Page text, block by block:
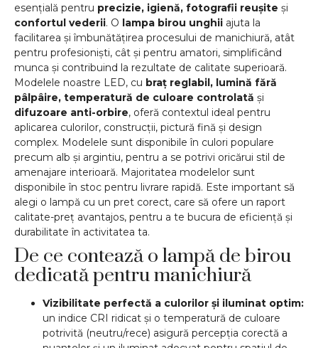
esențială pentru precizie, igienă, fotografii reușite și
confortul vederii. O lampa birou unghii ajuta la
facilitarea și îmbunătățirea procesului de manichiură, atât
pentru profesioniști, cât și pentru amatori, simplificând
munca și contribuind la rezultate de calitate superioară.
Modelele noastre LED, cu braț reglabil, lumină fără
pâlpâire, temperatură de culoare controlată și
difuzoare anti-orbire, oferă contextul ideal pentru
aplicarea culorilor, construcții, pictură fină și design
complex. Modelele sunt disponibile în culori populare
precum alb și argintiu, pentru a se potrivi oricărui stil de
amenajare interioară. Majoritatea modelelor sunt
disponibile în stoc pentru livrare rapidă. Este important să
alegi o lampă cu un pret corect, care să ofere un raport
calitate-preț avantajos, pentru a te bucura de eficiență și
durabilitate în activitatea ta.
De ce contează o lampă de birou
dedicată pentru manichiură
Vizibilitate perfectă a culorilor și iluminat optim:
un indice CRI ridicat și o temperatură de culoare
potrivită (neutru/rece) asigură percepția corectă a